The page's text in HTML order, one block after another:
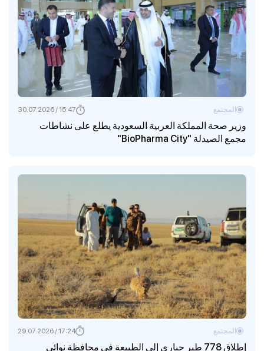
وزير صحة المملكة العربية السعودية يطلع على نشاطات
مجمع الصيدلة "BioPharma City"
المجتمع 15:47 / 30.07.2026
إطلاق 778 طير حباري إلى الطبيعة في محافظة نوائي
المجتمع 17:24 / 29.07.2026